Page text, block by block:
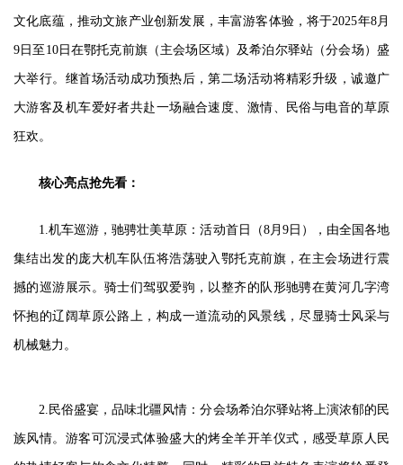
文化底蕴，推动文旅产业创新发展，丰富游客体验，将于2025年8月
9日至10日在鄂托克前旗（主会场区域）及希泊尔驿站（分会场）盛
大举行。继首场活动成功预热后，第二场活动将精彩升级，诚邀广
大游客及机车爱好者共赴一场融合速度、激情、民俗与电音的草原
狂欢。
核心亮点抢先看：
1.机车巡游，驰骋壮美草原：活动首日（8月9日），由全国各地
集结出发的庞大机车队伍将浩荡驶入鄂托克前旗，在主会场进行震
撼的巡游展示。骑士们驾驭爱驹，以整齐的队形驰骋在黄河几字湾
怀抱的辽阔草原公路上，构成一道流动的风景线，尽显骑士风采与
机械魅力。
2.民俗盛宴，品味北疆风情：分会场希泊尔驿站将上演浓郁的民
族风情。游客可沉浸式体验盛大的烤全羊开羊仪式，感受草原人民